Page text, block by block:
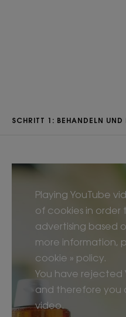
SCHRITT 1: BEHANDELN UND
Playing YouTube
of cookies in
advertising based
more information,
cookie » policy.
You have rejected
and therefore you
video.